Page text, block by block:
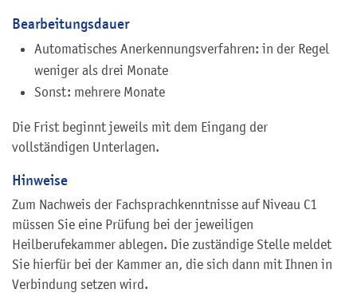
Bearbeitungsdauer
Automatisches Anerkennungsverfahren: in der Regel
weniger als drei Monate
Sonst: mehrere Monate
Die Frist beginnt jeweils mit dem Eingang der
vollständigen Unterlagen.
Hinweise
Zum Nachweis der Fachsprachkenntnisse auf Niveau C1
müssen Sie eine Prüfung bei der jeweiligen
Heilberufekammer ablegen. Die zuständige Stelle meldet
Sie hierfür bei der Kammer an, die sich dann mit Ihnen in
Verbindung setzen wird.